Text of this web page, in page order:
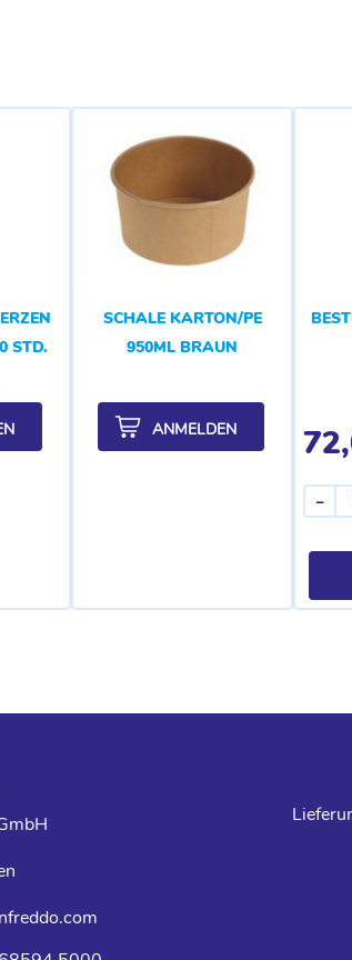
STD.
SCHALE KARTON/PE
950ML BRAUN
ANMELDEN
-